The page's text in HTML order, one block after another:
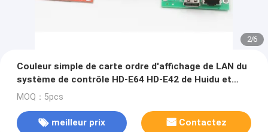
2/6
Couleur simple de carte ordre d'affichage de LAN du
système de contrôle HD-E64 HD-E42 de Huidu et
double contrôleur d'écran d'ecran couleur
MOQ：5pcs
meilleur prix Contactez